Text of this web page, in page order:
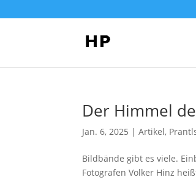
Der Himmel
Jan. 6, 2025 |Artikel,
Bildbände gibt es viele.
Fotografen Volker Hinz